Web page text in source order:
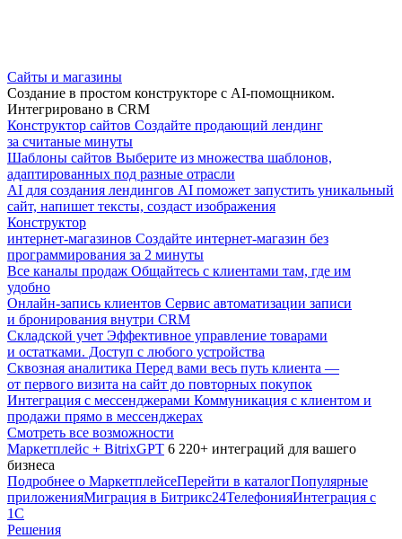
Сайты и магазины
Создание в простом конструкторе с AI-помощником.
Интегрировано в CRM
Конструктор сайтов Создайте продающий лендинг
за считаные минуты
Шаблоны сайтов Выберите из множества шаблонов,
адаптированных под разные отрасли
AI для создания лендингов AI поможет запустить уникальный
сайт, напишет тексты, создаст изображения
Конструктор
интернет-магазинов Создайте интернет-магазин без
программирования за 2 минуты
Все каналы продаж Общайтесь с клиентами там, где им
удобно
Онлайн-запись клиентов Сервис автоматизации записи
и бронирования внутри CRM
Складской учет Эффективное управление товарами
и остатками. Доступ с любого устройства
Сквозная аналитика Перед вами весь путь клиента —
от первого визита на сайт до повторных покупок
Интеграция с мессенджерами Коммуникация с клиентом и
продажи прямо в мессенджерах
Смотреть все возможности
Маркетплейс + BitrixGPT 6 220+ интеграций для вашего
бизнеса
Подробнее о МаркетплейсеПерейти в каталогПопулярные
приложенияМиграция в Битрикс24ТелефонияИнтеграция с
1С
Решения